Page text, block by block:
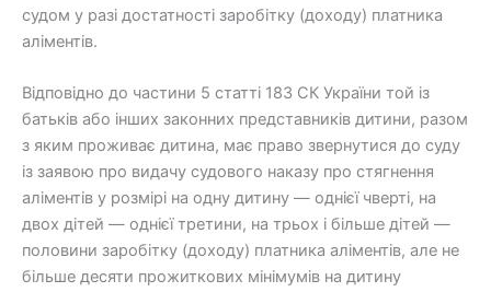
судом у разі достатності заробітку (доходу) платника
аліментів.
Відповідно до частини 5 статті 183 СК України той із
батьків або інших законних представників дитини, разом
з яким проживає дитина, має право звернутися до суду
із заявою про видачу судового наказу про стягнення
аліментів у розмірі на одну дитину — однієї чверті, на
двох дітей — однієї третини, на трьох і більше дітей —
половини заробітку (доходу) платника аліментів, але не
більше десяти прожиткових мінімумів на дитину